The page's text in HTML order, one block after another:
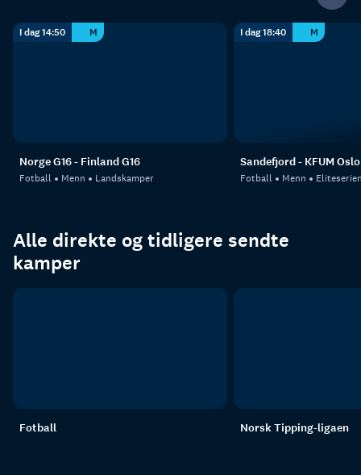
I dag 14:50 M
Norge G16 - Finland G16
Fotball Menn Landskamper
I dag 18:40 M
Sandefjord - KFUM Oslo
Fotball Menn
Alle direkte og tidligere sendte
kamper
Fotball Norsk Tipping-ligaen